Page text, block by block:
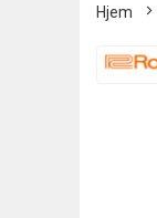
Hjem
Skip